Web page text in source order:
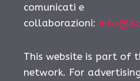
comunicati e
collaborazioni:
This website is part of
network. For